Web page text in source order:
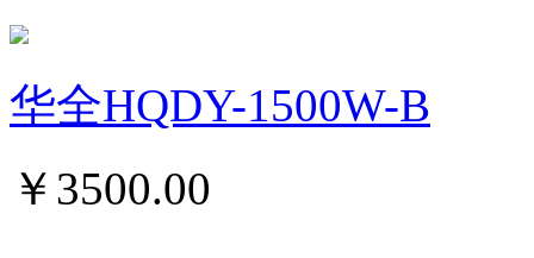
华全HQDY-1500W-B
￥ 3500.00